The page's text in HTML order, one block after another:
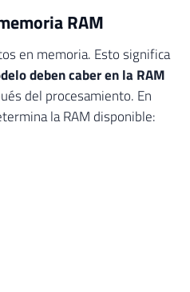
RAM
en memoria. Esto significa
deben caber en la RAM
del procesamiento. En
la RAM disponible: